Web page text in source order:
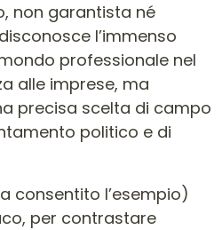
non garantista né
l’immenso
professionale nel
alle imprese, ma
precisa scelta di campo
politico e di
consentito l’esempio)
per contrastare